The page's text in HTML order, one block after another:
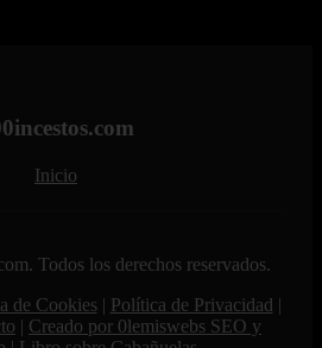
Inicio
Todos los derechos reservados.
de Cookies| Política de Privacidad |
| Creado por 0lemiswebs SEO y